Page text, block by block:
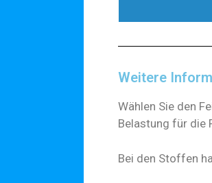
Weitere
Wählen Sie den
Belastung für die
Bei den Stoffen